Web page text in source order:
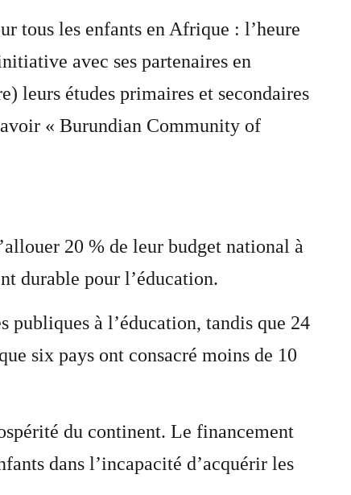
tous les enfants en Afrique : l’heure
avec ses partenaires en
leurs études primaires et secondaires
« Burundian Community of
20 % de leur budget national à
durable pour l’éducation.
publiques à l’éducation, tandis que 24
six pays ont consacré moins de 10
du continent. Le financement
dans l’incapacité d’acquérir les